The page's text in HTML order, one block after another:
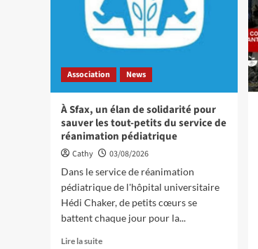
Association News
À Sfax, un élan de solidarité pour
sauver les tout-petits du service de
réanimation pédiatrique
Cathy
03/08/2026
Dans le service de réanimation
pédiatrique de l'hôpital universitaire
Hédi Chaker, de petits cœurs se
battent chaque jour pour la...
Lire la suite